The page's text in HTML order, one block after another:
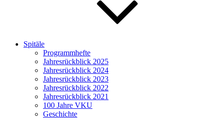
Spitäle
Programmhefte
Jahresrückblick 2025
Jahresrückblick 2024
Jahresrückblick 2023
Jahresrückblick 2022
Jahresrückblick 2021
100 Jahre VKU
Geschichte